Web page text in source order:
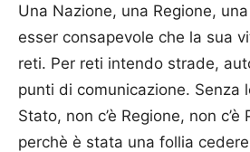
Una Nazione, una Regione,
esser consapevole che la sua
reti. Per reti intendo strade,
punti di comunicazione. Senza
Stato, non c’è Regione, non c’è
perchè è stata una follia